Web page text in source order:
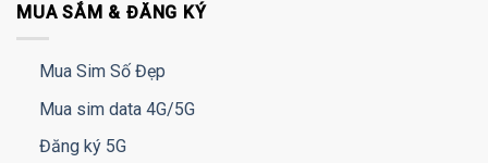
MUA SẮM & ĐĂNG KÝ
Mua Sim Số Đẹp
Mua sim data 4G/5G
Đăng ký 5G